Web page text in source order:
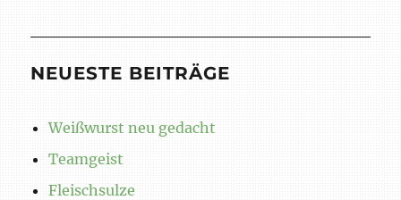
NEUESTE BEITRÄGE
Weißwurst neu gedacht
Teamgeist
Fleischsulze